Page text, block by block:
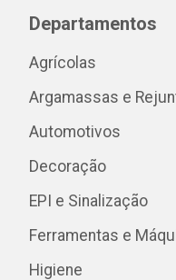
Departamentos
Agrícolas
Argamassas e
Automotivos
Decoração
EPI e Sinalização
Ferramentas e
Higiene